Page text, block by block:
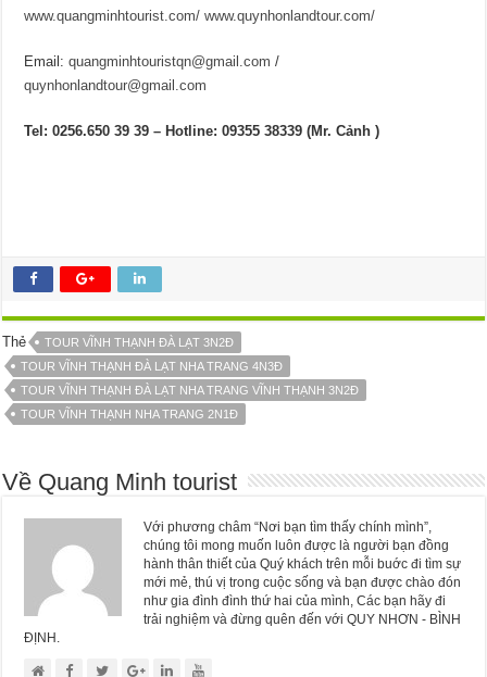
www.quangminhtourist.com/ www.quynhonlandtour.com/
Email:quangminhtouristqn@gmail.com /
quynhonlandtour@gmail.com
Tel : 0256.650 39 39 – Hotline:09355 38339(Mr. Cảnh )
Thẻ
TOUR VĨNH THẠNH ĐÀ LẠT 3N2Đ
TOUR VĨNH THẠNH ĐÀ LẠT NHA TRANG 4N3Đ
TOUR VĨNH THẠNH ĐÀ LẠT NHA TRANG VĨNH THẠNH 3N2Đ
TOUR VĨNH THẠNH NHA TRANG 2N1Đ
Về Quang Minh tourist
Với phương châm “Nơi bạn tìm thấy chính mình”,
chúng tôi mong muốn luôn được là người bạn đồng
hành thân thiết của Quý khách trên mỗi buớc đi tìm sự
mới mẻ, thú vị trong cuộc sống và bạn được chào đón
như gia đình đình thứ hai của mình, Các bạn hãy đi
trải nghiệm và đừng quên đến với QUY NHƠN - BÌNH
ĐỊNH.